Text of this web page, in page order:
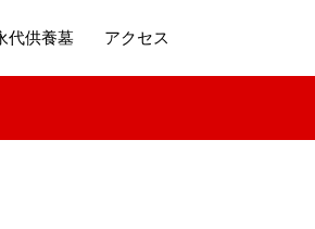
代供養墓 アクセス